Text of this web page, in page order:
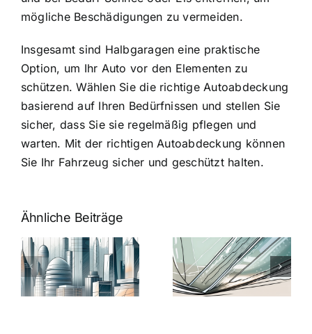
mögliche Beschädigungen zu vermeiden.
Insgesamt sind Halbgaragen eine praktische
Option, um Ihr Auto vor den Elementen zu
schützen. Wählen Sie die richtige Autoabdeckung
basierend auf Ihren Bedürfnissen und stellen Sie
sicher, dass Sie sie regelmäßig pflegen und
warten. Mit der richtigen Autoabdeckung können
Sie Ihr Fahrzeug sicher und geschützt halten.
Ähnliche Beiträge
5 Gründe,
warum
Nanoversiegelung
auf Glas
7
Expertentipps
für maximale